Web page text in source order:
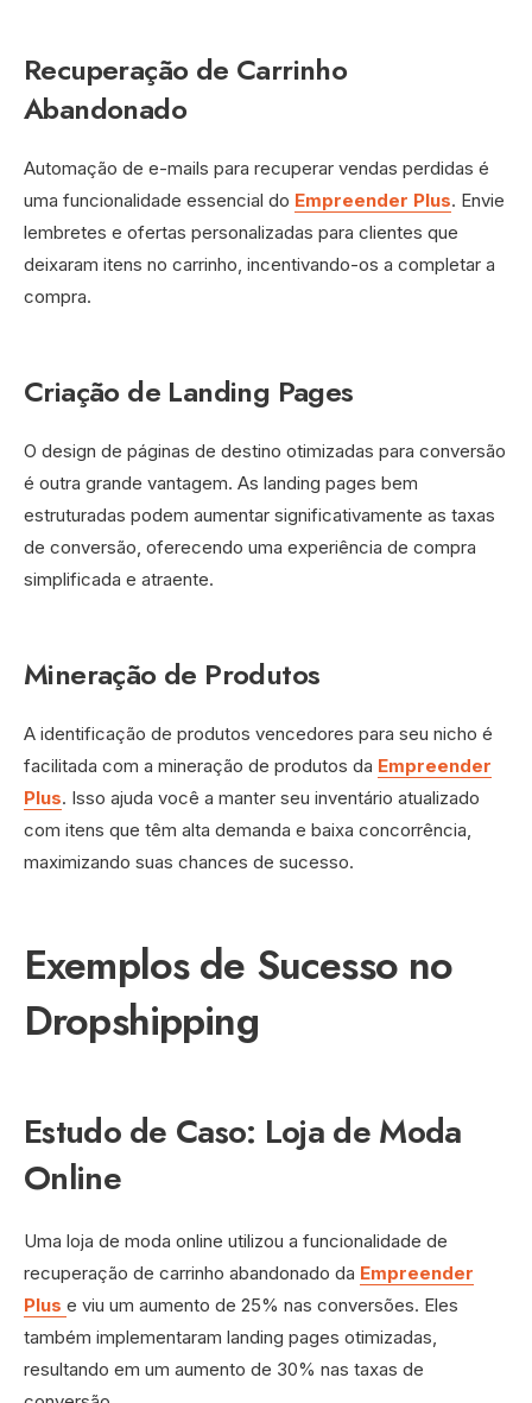
Recuperação de Carrinho
Abandonado
Automação de e-mails para recuperar vendas perdidas é
uma funcionalidade essencial do Empreender Plus. Envie
lembretes e ofertas personalizadas para clientes que
deixaram itens no carrinho, incentivando-os a completar a
compra.
Criação de Landing Pages
O design de páginas de destino otimizadas para conversão
é outra grande vantagem. As landing pages bem
estruturadas podem aumentar significativamente as taxas
de conversão, oferecendo uma experiência de compra
simplificada e atraente.
Mineração de Produtos
A identificação de produtos vencedores para seu nicho é
facilitada com a mineração de produtos da Empreender
Plus. Isso ajuda você a manter seu inventário atualizado
com itens que têm alta demanda e baixa concorrência,
maximizando suas chances de sucesso.
Exemplos de Sucesso no
Dropshipping
Estudo de Caso: Loja de Moda
Online
Uma loja de moda online utilizou a funcionalidade de
recuperação de carrinho abandonado da Empreender
Plus e viu um aumento de 25% nas conversões. Eles
também implementaram landing pages otimizadas,
resultando em um aumento de 30% nas taxas de